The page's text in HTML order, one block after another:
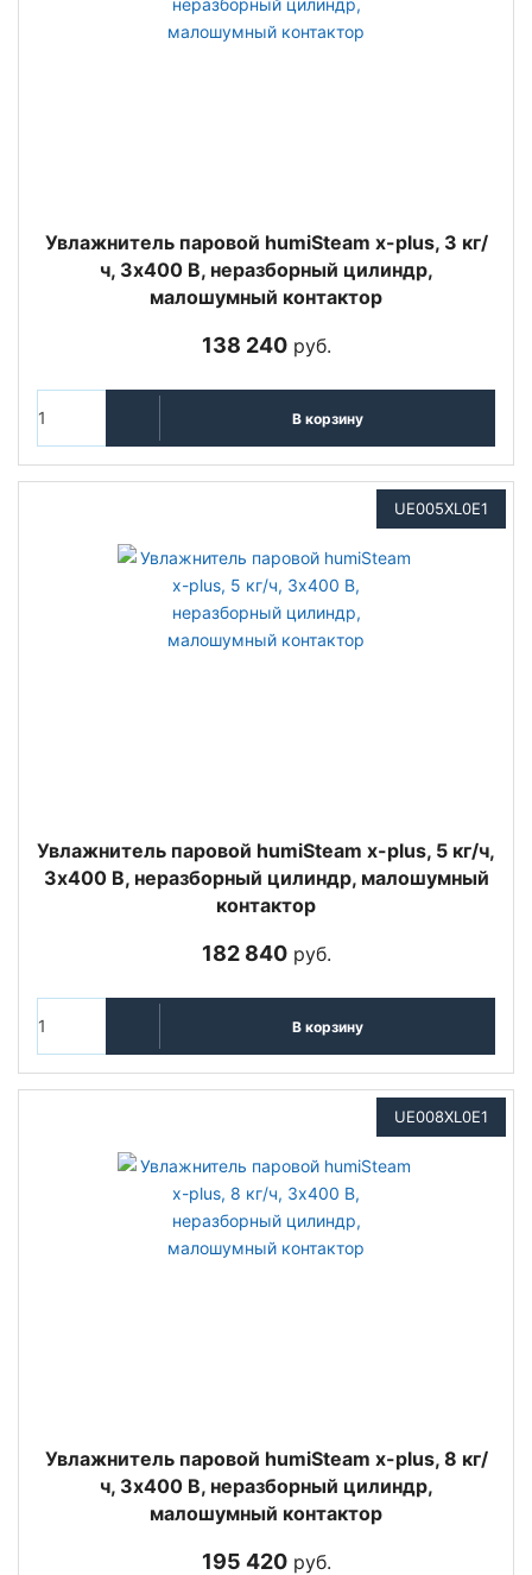
Увлажнитель паровой humiSteam x-plus, 3 кг/
ч, 3х400 В, неразборный цилиндр,
малошумный контактор
138 240руб.
В корзину
UE005XL0E1
Увлажнитель паровой humiSteam x-plus, 5 кг/ч,
3х400 В, неразборный цилиндр, малошумный
контактор
182 840руб.
В корзину
UE008XL0E1
Увлажнитель паровой humiSteam x-plus, 8 кг/
ч, 3х400 В, неразборный цилиндр,
малошумный контактор
195 420руб.